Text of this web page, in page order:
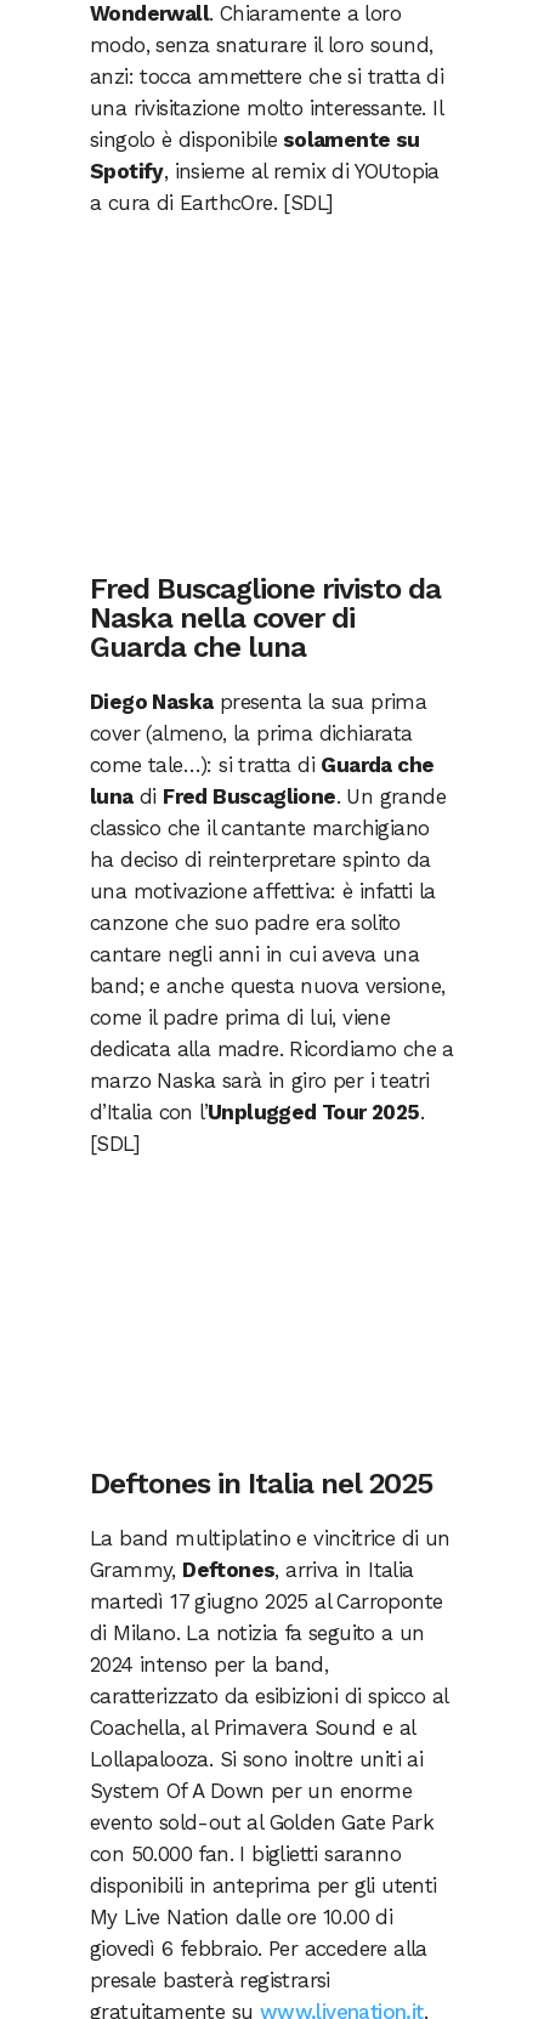
Wonderwall. Chiaramente a loro
modo, senza snaturare il loro sound,
anzi: tocca ammettere che si tratta di
una rivisitazione molto interessante. Il
singolo è disponibile solamente su
Spotify, insieme al remix di YOUtopia
a cura di EarthcOre. [SDL]
Fred Buscaglione rivisto da
Naska nella cover di
Guarda che luna
Diego Naskapresenta la sua prima
cover (almeno, la prima dichiarata
come tale…): si tratta di Guarda che
lunadi Fred Buscaglione. Un grande
classico che il cantante marchigiano
ha deciso di reinterpretare spinto da
una motivazione affettiva: è infatti la
canzone che suo padre era solito
cantare negli anni in cui aveva una
band; e anche questa nuova versione,
come il padre prima di lui, viene
dedicata alla madre. Ricordiamo che a
marzo Naska sarà in giro per i teatri
d’Italia con l’Unplugged Tour 2025.
[SDL]
Deftones in Italia nel 2025
La band multiplatino e vincitrice di un
Grammy, Deftones, arriva in Italia
martedì 17 giugno 2025 al Carroponte
di Milano. La notizia fa seguito a un
2024 intenso per la band,
caratterizzato da esibizioni di spicco al
Coachella, al Primavera Sound e al
Lollapalooza. Si sono inoltre uniti ai
System Of A Down per un enorme
evento sold-out al Golden Gate Park
con 50.000 fan. I biglietti saranno
disponibili in anteprima per gli utenti
My Live Nation dalle ore 10.00 di
giovedì 6 febbraio. Per accedere alla
presale basterà registrarsi
gratuitamente su www.livenation.it.